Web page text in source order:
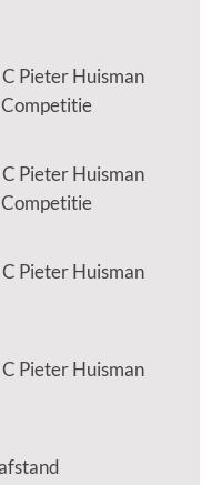
Pieter Huisman
Pieter Huisman
Pieter Huisman
Pieter Huisman